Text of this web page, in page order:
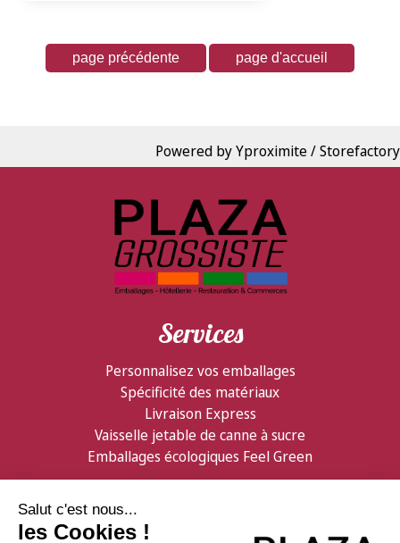
Powered by Yproximite / Storefactory
Services
Personnalisez vos emballages
Spécificité des matériaux
Livraison Express
Vaisselle jetable de canne à sucre
Emballages écologiques Feel Green
Partenaires